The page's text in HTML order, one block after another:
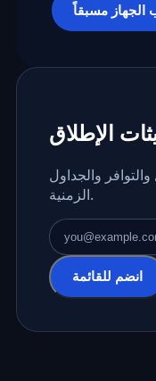
الجهاز مسبقاً
الإطلاق
والجداول
الزمنية.
البريد الإلكتروني
انضم للقائمة